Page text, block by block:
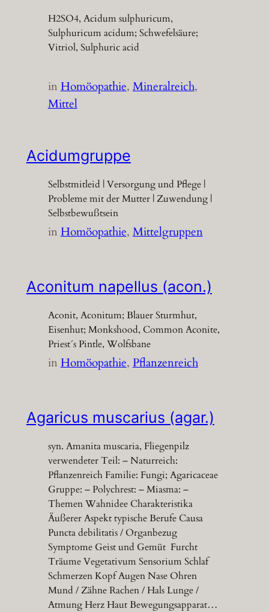
H2SO4, Acidum sulphuricum,
Sulphuricum acidum; Schwefelsäure;
Vitriol, Sulphuric acid
inHomöopathie, Mineralreich
Mittel
Acidumgruppe
Selbstmitleid | Versorgung und Pflege |
Probleme mit der Mutter | Zuwendung |
Selbstbewußtsein
inHomöopathie, Mittelgruppen
Aconitum napellus (acon.)
Aconit, Aconitum; Blauer Sturmhut,
Eisenhut; Monkshood, Common Aconite,
Priest´s Pintle, Wolfsbane
inHomöopathie, Pflanzenreich
Agaricus muscarius (agar.)
syn. Amanita muscaria, Fliegenpilz
verwendeter Teil: – Naturreich:
Pflanzenreich Familie: Fungi; Agaricaceae
Gruppe: – Polychrest: – Miasma: –
Themen Wahnidee Charakteristika
Äußerer Aspekt typische Berufe Causa
Puncta debilitatis / Organbezug
Symptome Geist und Gemüt Furcht
Träume Vegetativum Sensorium Schlaf
Schmerzen Kopf Augen Nase Ohren
Mund / Zähne Rachen / Hals Lunge /
Atmung Herz Haut Bewegungsapparat…